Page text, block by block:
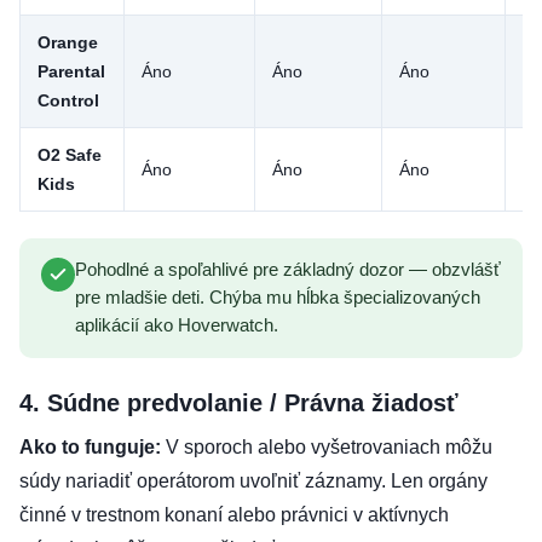
Orange
Parental
Control
Áno Áno Áno
O2 Safe
Kids
Áno Áno Áno
Pohodlné a spoľahlivé pre základný dozor — obzvlášť
pre mladšie deti. Chýba mu hĺbka špecializovaných
aplikácií ako Hoverwatch.
4. Súdne predvolanie / Právna žiadosť
Ako to funguje: V sporoch alebo vyšetrovaniach môžu
súdy nariadiť operátorom uvoľniť záznamy. Len orgány
činné v trestnom konaní alebo právnici v aktívnych